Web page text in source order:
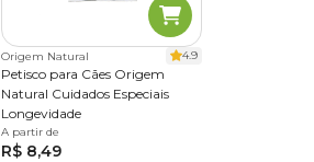
Origem Natural 4.9
Petisco para Cães Origem
Natural Cuidados Especiais
Longevidade
65 g 250 g
A partir de
R$ 8,49